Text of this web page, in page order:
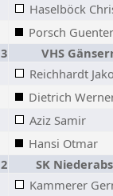
Haselböck
Porsch Guenter
3
VHS
Reichhardt
Dietrich
Aziz Samir
Hansi Otmar
2
SK
Kammerer